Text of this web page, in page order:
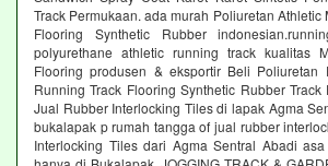
Track Permukaan. ada murah Poliuretan
Flooring Synthetic Rubber
polyurethane athletic running track kualitas
Flooring produsen & eksportir Beli Poliuretan
Running Track Flooring Synthetic Rubber
Jual Rubber Interlocking Tiles di lapak Agma
bukalapak p rumah tangga of jual rubber
Interlocking Tiles dari Agma Sentral Abadi